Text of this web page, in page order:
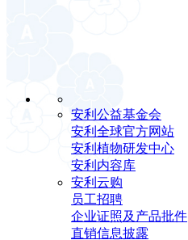
安利公益基金会
安利全球官方网站
安利植物研发中心
安利内容库
安利云购
员工招聘
企业证照及产品批件
直销信息披露